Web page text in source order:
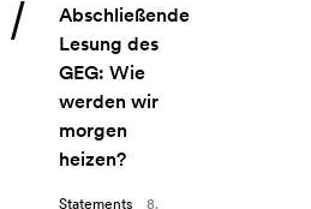
Abschließende
Lesung des
GEG: Wie
werden wir
morgen
heizen?
Statements
8.
Angebot: Abschließende Lesung